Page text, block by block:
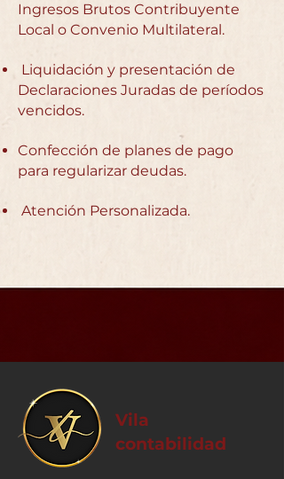
Ingresos Brutos Contribuyente
Local o Convenio Multilateral.
Liquidación y presentación de
Declaraciones Juradas de períodos
vencidos.
Confección de planes de pago
para regularizar deudas.
Atención Personalizada.
Vila
contabilidad